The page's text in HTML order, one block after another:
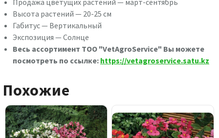
Высота растений — 20-25 см
Габитус — Вертикальный
Экспозиция — Солнце
Весь ассортимент ТОО "VetAgroService" Вы можете
посмотреть по ссылке: https://vetagroservice.satu.kz
Похожие